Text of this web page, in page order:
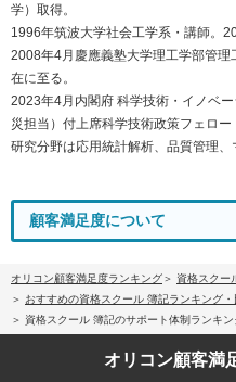
学）取得。
1996年筑波大学社会工学系・講師。
2008年4月慶應義塾大学理工学部管
在に至る。
2023年4月内閣府 科学技術・イノベ
災担当）付上席科学技術政策フェロー
研究分野は応用統計解析、品質管理、
顧客満足度について
オリコン顧客満足度ランキング
資格スクー
おすすめの資格スクール 簿記ランキング・
資格スクール 簿記のサポート体制ランキ
オリコン顧客満